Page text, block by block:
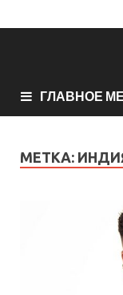
ГЛАВНОЕ
МЕТКА: